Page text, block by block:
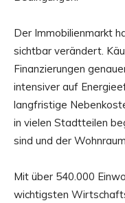
Der Immobilienmarkt
sichtbar verändert.
Finanzierungen
intensiver auf
langfristige
in vielen Stadtteilen
sind und der
Mit über 540.000
wichtigsten